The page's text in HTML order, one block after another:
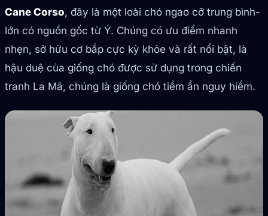
Cane Corso, đây là một loài chó ngao cỡ trung bình-
lớn có nguồn gốc từ Ý. Chúng có ưu điểm nhanh
nhẹn, sở hữu cơ bắp cực kỳ khỏe và rất nổi bật, là
hậu duệ của giống chó được sử dụng trong chiến
tranh La Mã, chúng là giống chó tiềm ẩn nguy hiểm.